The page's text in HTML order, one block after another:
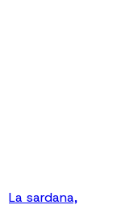
La sardana,